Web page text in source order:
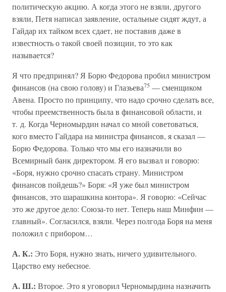
политическую акцию. А когда этого не взяли, другого
взяли, Петя написал заявление, остальные сидят ждут, а
Гайдар их тайком всех сдает, не поставив даже в
известность о такой своей позиции, то это как
называется?
Я что предпринял? Я Борю Федорова пробил министром
финансов (на свою голову) и Глазьева75 — сменщиком
Авена. Просто по принципу, что надо срочно сделать все,
чтобы преемственность была в финансовой области, и
т. д. Когда Черномырдин начал со мной советоваться,
кого вместо Гайдара на министра финансов, я сказал —
Борю Федорова. Только что мы его назначили во
Всемирный банк директором. Я его вызвал и говорю:
«Боря, нужно срочно спасать страну. Министром
финансов пойдешь?» Боря: «Я уже был министром
финансов, это шарашкина контора». Я говорю: «Сейчас
это же другое дело: Союза-то нет. Теперь наш Минфин —
главный». Согласился, взяли. Через полгода Боря на меня
положил с прибором…
А. К.: Это Боря, нужно знать, ничего удивительного.
Царство ему небесное.
А. Ш.: Второе. Это я уговорил Черномырдина назначить